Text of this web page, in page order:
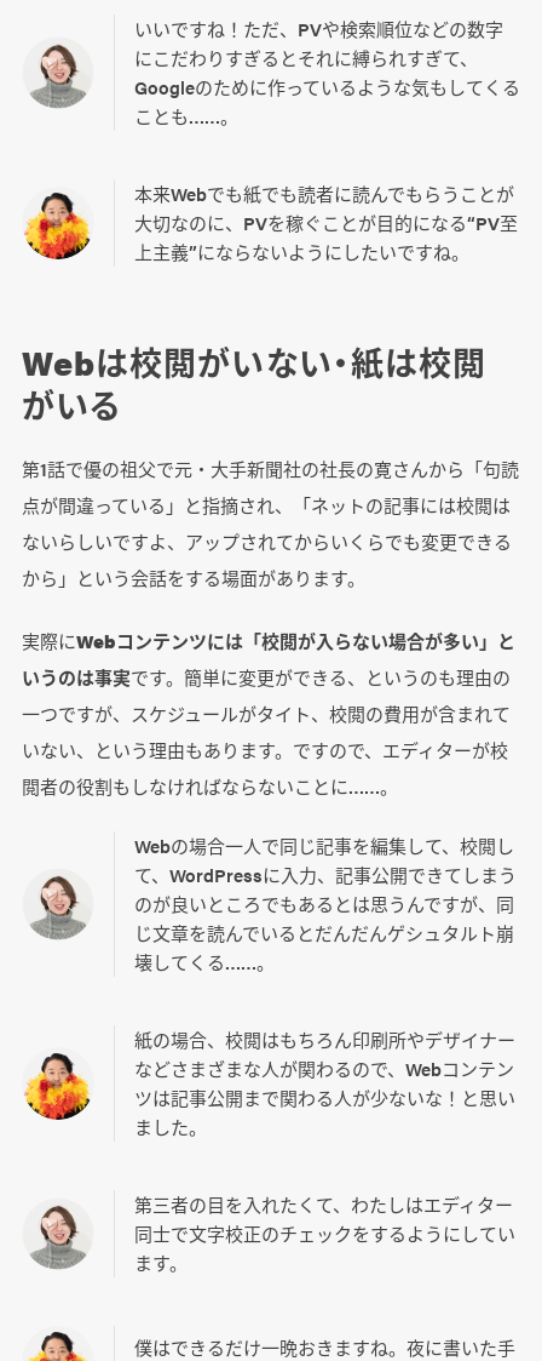
いいですね！ただ、PVや検索順位などの数字
にこだわりすぎるとそれに縛られすぎて、
Googleのために作っているような気もしてくる
ことも……。
本来Webでも紙でも読者に読んでもらうことが
大切なのに、PVを稼ぐことが目的になる“PV至
上主義”にならないようにしたいですね。
Webは校閲がいない・紙は校閲
がいる
第1話で優の祖父で元・大手新聞社の社長の寛さんから「句読
点が間違っている」と指摘され、「ネットの記事には校閲は
ないらしいですよ、アップされてからいくらでも変更できる
から」という会話をする場面があります。
実際にWebコンテンツには「校閲が入らない場合が多い」と
いうのは事実です。簡単に変更ができる、というのも理由の
一つですが、スケジュールがタイト、校閲の費用が含まれて
いない、という理由もあります。ですので、エディターが校
閲者の役割もしなければならないことに……。
Webの場合一人で同じ記事を編集して、校閲し
て、WordPressに入力、記事公開できてしまう
のが良いところでもあるとは思うんですが、同
じ文章を読んでいるとだんだんゲシュタルト崩
壊してくる……。
紙の場合、校閲はもちろん印刷所やデザイナー
などさまざまな人が関わるので、Webコンテン
ツは記事公開まで関わる人が少ないな！と思い
ました。
第三者の目を入れたくて、わたしはエディター
同士で文字校正のチェックをするようにしてい
ます。
僕はできるだけ一晩おきますね。夜に書いた手